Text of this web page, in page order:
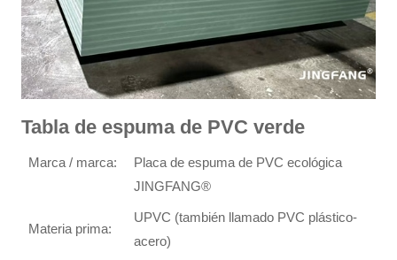
Tabla de espuma de PVC verde
Marca / marca:
Placa de espuma de PVC ecológica
JINGFANG®
Materia prima:
UPVC (también llamado PVC plástico-
acero)